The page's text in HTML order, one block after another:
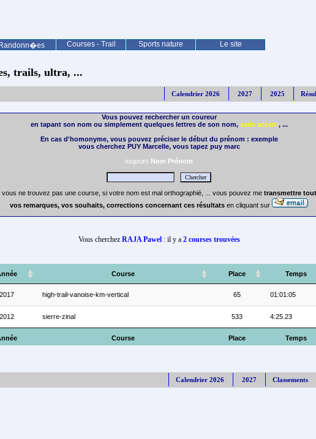
Randonn�es Courses - Trail Sports nature Le site
trails, ultra, ...
Calendrier 2026 2027 2025
Vous pouvez rechercher un coureur
en tapant son nom ou simplement quelques lettres de son nom, sans accent, ...
En cas d'homonyme, vous pouvez préciser le début du prénom : exemple
vous cherchez PUY Marcelle, vous tapez puy marc
toujours Nom Prénom
vous ne trouvez pas une course, si votre nom est mal orthographié, ... vous pouvez me transmettre
vos remarques, vos souhaits, corrections concernant ces résultats en cliquant sur
Vous cherchez RAJA Pawel: il y a 2 courses trouvées
Course Place Temps
Course Place Temps
2017 high-trail-vanoise-km-vertical 65 01:01:05
2012 sierre-zinal 533 4:25.23
Calendrier 2026 2027 Classements